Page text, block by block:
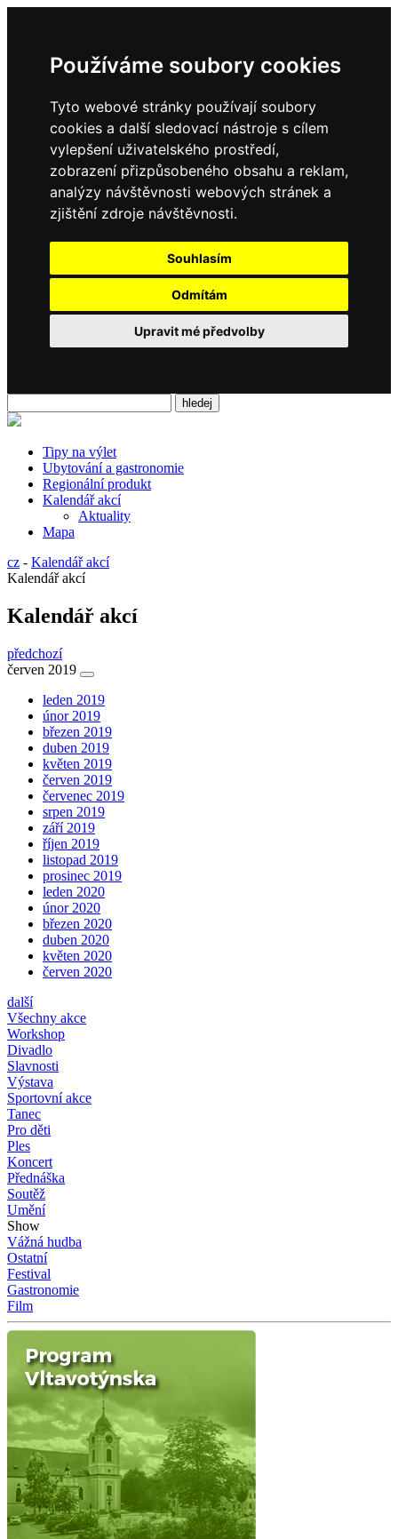
Používáme soubory cookies
Tyto webové stránky používají soubory
cookies a další sledovací nástroje s cílem
vylepšení uživatelského prostředí,
zobrazení přizpůsobeného obsahu a reklam,
analýzy návštěvnosti webových stránek a
zjištění zdroje návštěvnosti.
Souhlasím
Odmítám
Upravit mé předvolby
Tipy na výlet
Ubytování a gastronomie
Regionální produkt
Kalendář akcí
Aktuality
Mapa
cz - Kalendář akcí
Kalendář akcí
Kalendář akcí
předchozí
červen 2019
leden 2019
únor 2019
březen 2019
duben 2019
květen 2019
červen 2019
červenec 2019
srpen 2019
září 2019
říjen 2019
listopad 2019
prosinec 2019
leden 2020
únor 2020
březen 2020
duben 2020
květen 2020
červen 2020
další
Všechny akce
Workshop
Divadlo
Slavnosti
Výstava
Sportovní akce
Tanec
Pro děti
Ples
Koncert
Přednáška
Soutěž
Umění
Show
Vážná hudba
Ostatní
Festival
Gastronomie
Film